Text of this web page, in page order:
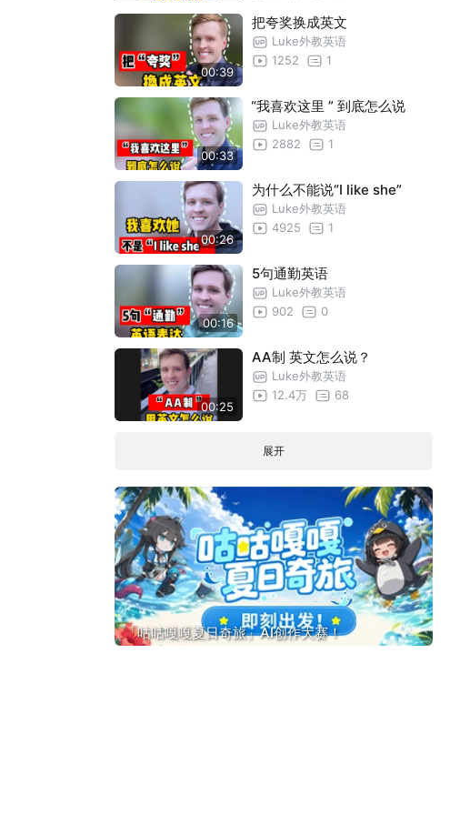
00:39
把夸奖换成英文
Luke外教英语
1252
1
00:33
“我喜欢这里 ” 到底怎么说
Luke外教英语
2882
1
00:26
为什么不能说“I like she”
Luke外教英语
4925
1
00:16
5句通勤英语
Luke外教英语
902
0
00:25
AA制 英文怎么说？
Luke外教英语
12.4万
68
展开
「咕咕嘎嘎夏日奇旅」AI创作大赛！